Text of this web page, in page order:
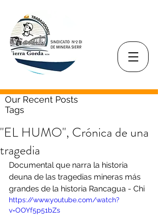
Our Recent Posts
Tags
"EL HUMO", Crónica de una
tragedia
Documental que narra la historia
deuna de las tragedias mineras más
grandes de la historia Rancagua - Chi
https://www.youtube.com/watch?
v=OOYf5p51bZs